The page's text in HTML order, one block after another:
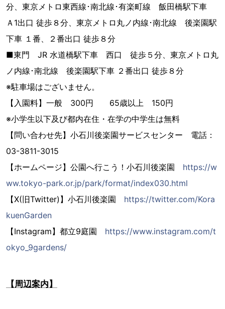
分、東京メトロ東西線･南北線･有楽町線 飯田橋駅下車
Ａ1出口 徒歩８分、東京メトロ丸ノ内線･南北線 後楽園駅
下車 １番、２番出口 徒歩８分
■東門 JR 水道橋駅下車 西口 徒歩５分、東京メトロ丸
ノ内線･南北線 後楽園駅下車 ２番出口 徒歩８分
※駐車場はございません。
【入園料】一般 300円 65歳以上 150円
※小学生以下及び都内在住・在学の中学生は無料
【問い合わせ先】小石川後楽園サービスセンター 電話：
03-3811-3015
【ホームページ】公園へ行こう！小石川後楽園 https://w
ww.tokyo-park.or.jp/park/format/index030.html
【X(旧Twitter)】小石川後楽園 https://twitter.com/Kora
kuenGarden
【Instagram】都立9庭園 https://www.instagram.com/t
okyo_9gardens/
【周辺案内】